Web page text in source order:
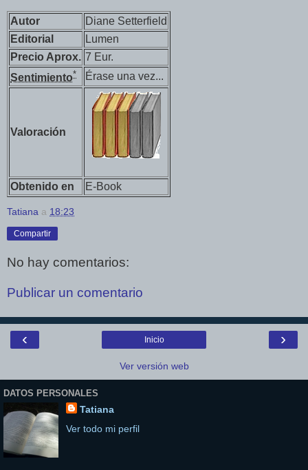
Autor
Diane Setterfield
Editorial
Lumen
Precio Aprox. 7 Eur.
Sentimiento* Érase una vez...
Valoración
Obtenido en E-Book
Tatiana a 18:23
Compartir
No hay comentarios:
Publicar un comentario
‹ ›
Inicio
Ver versión web
DATOS PERSONALES
Tatiana
Ver todo mi perfil